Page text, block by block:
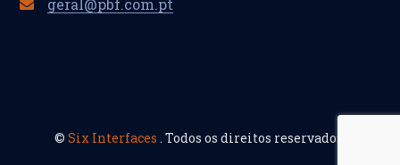
geral@pbf.com.pt
© Six Interfaces . Todos os direitos reservados.